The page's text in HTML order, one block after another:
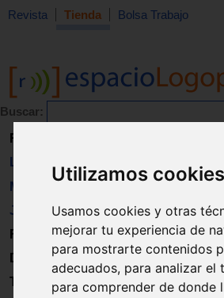
Utilizamos cookies
Usamos cookies y otras
mejorar tu experiencia de
para mostrarte contenidos
adecuados, para analizar
para comprender de donde
Revista Tienda Bolsa Trabajo
Buscar:
Revista
Libros
Material
Juguetes
Formación
Directorio
Trabajo